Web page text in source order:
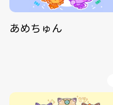
あめちゅん